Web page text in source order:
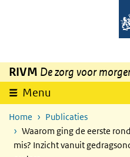
Overslaan en naar de inhoud
RIVM De zorg voor
Menu
Home
Publicaties
Waarom ging de eerste
mis? Inzicht vanuit